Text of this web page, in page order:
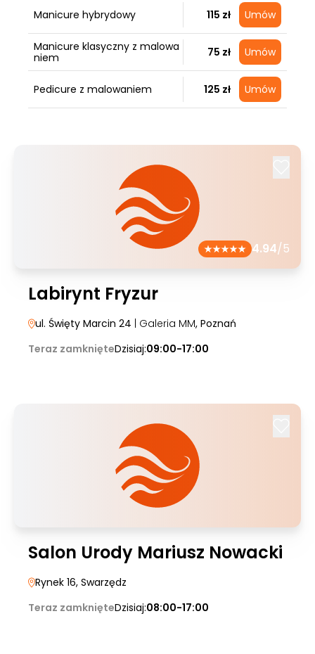
Manicure hybrydowy 115 zł Umów
Manicure klasyczny z malowa
niem
75 zł Umów
Pedicure z malowaniem 125 zł Umów
4.94/5
Labirynt Fryzur
ul. Święty Marcin 24 | Galeria MM, Poznań
Teraz zamknięteDzisiaj:09:00-17:00
Salon Urody Mariusz Nowacki
Rynek 16, Swarzędz
Teraz zamknięteDzisiaj:08:00-17:00